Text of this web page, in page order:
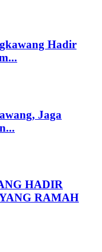
Hadir
Jaga
HADIR
RAMAH